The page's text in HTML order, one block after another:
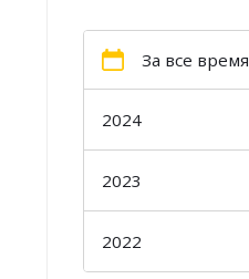
За все время
2024
2023
2022